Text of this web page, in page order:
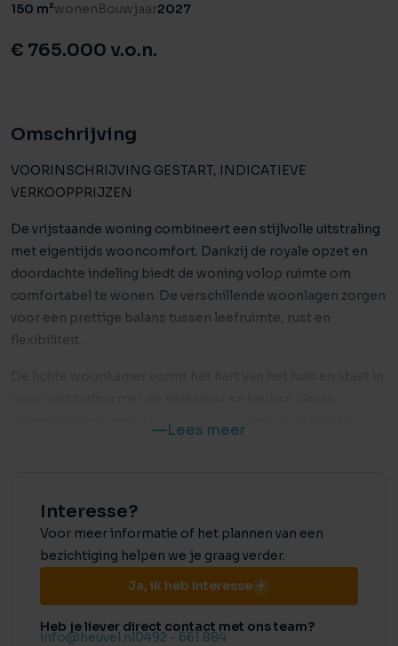
150 m²wonenBouwjaar2027
€ 765.000 v.o.n.
Omschrijving
VOORINSCHRIJVING GESTART, INDICATIEVE
VERKOOPPRIJZEN
De vrijstaande woning combineert een stijlvolle uitstraling
met eigentijds wooncomfort. Dankzij de royale opzet en
doordachte indeling biedt de woning volop ruimte om
comfortabel te wonen. De verschillende woonlagen zorgen
voor een prettige balans tussen leefruimte, rust en
flexibiliteit.
raampartijen zorgen voor een aangename hoeveelheid
slaapkamers en een complete badkamer. De tweede
verdieping biedt een royale, vrij indeelbare ruimte die volop
mogelijkheden biedt. Hier bevindt zich ook de technische
Lees meer
Interesse?
Voor meer informatie of het plannen van een
bezichtiging helpen we je graag verder.
Ja, ik heb interesse
Heb je liever direct contact met ons team?
info@heuvel.nl0492 - 661 884